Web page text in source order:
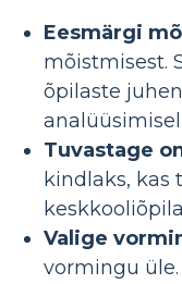
Eesmärgi
mõistmisest.
õpilaste
Tuvastage
kindlaks, kas
Valige
vormingu